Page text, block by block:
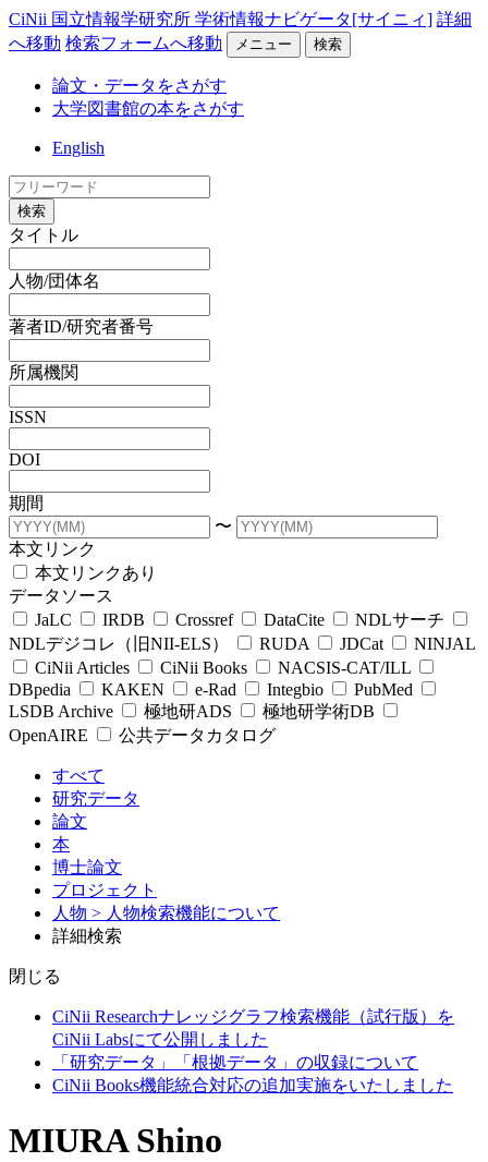
CiNii 国立情報学研究所 学術情報ナビゲータ[サイニィ] 詳細
へ移動 検索フォームへ移動 メニュー 検索
論文・データをさがす
大学図書館の本をさがす
English
検索
タイトル
人物/団体名
著者ID/研究者番号
所属機関
ISSN
DOI
期間
〜
本文リンク
本文リンクあり
データソース
JaLC
IRDB Crossref DataCite
NDLサーチ
NDLデジコレ（旧NII-ELS）
RUDA JDCat
NINJAL
CiNii Articles
CiNii Books
NACSIS-CAT/ILL
DBpedia
KAKEN e-Rad Integbio
PubMed
LSDB Archive
極地研ADS
極地研学術DB
OpenAIRE
公共データカタログ
すべて
研究データ
論文
本
博士論文
プロジェクト
人物 > 人物検索機能について
詳細検索
閉じる
CiNii Researchナレッジグラフ検索機能（試行版）を
CiNii Labsにて公開しました
「研究データ」「根拠データ」の収録について
CiNii Books機能統合対応の追加実施をいたしました
MIURA Shino